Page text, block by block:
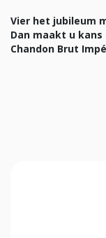
Vier het jubileum
Dan maakt u
Chandon Brut